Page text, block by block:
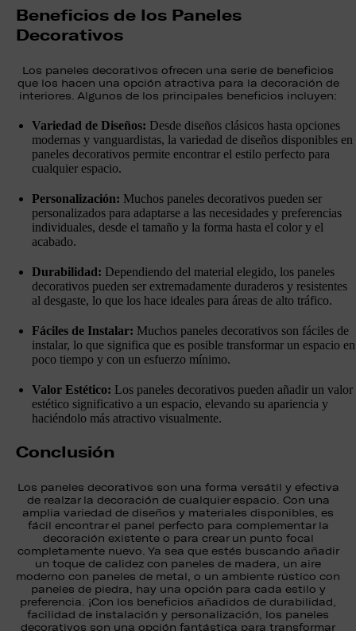
Beneficios de los Paneles
Decorativos
Los paneles decorativos ofrecen una serie de beneficios
que los hacen una opción atractiva para la decoración de
interiores. Algunos de los principales beneficios incluyen:
Variedad de Diseños: Desde diseños clásicos hasta opciones
modernas y vanguardistas, la variedad de diseños disponibles en
paneles decorativos permite encontrar el estilo perfecto para
cualquier espacio.
Personalización: Muchos paneles decorativos pueden ser
personalizados para adaptarse a las necesidades y preferencias
individuales, desde el tamaño y la forma hasta el color y el
acabado.
Durabilidad: Dependiendo del material elegido, los paneles
decorativos pueden ser extremadamente duraderos y resistentes
al desgaste, lo que los hace ideales para áreas de alto tráfico.
Fáciles de Instalar: Muchos paneles decorativos son fáciles de
instalar, lo que significa que es posible transformar un espacio en
poco tiempo y con un esfuerzo mínimo.
Valor Estético: Los paneles decorativos pueden añadir un valor
estético significativo a un espacio, elevando su apariencia y
haciéndolo más atractivo visualmente.
Conclusión
Los paneles decorativos son una forma versátil y efectiva
de realzar la decoración de cualquier espacio. Con una
amplia variedad de diseños y materiales disponibles, es
fácil encontrar el panel perfecto para complementar la
decoración existente o para crear un punto focal
completamente nuevo. Ya sea que estés buscando añadir
un toque de calidez con paneles de madera, un aire
moderno con paneles de metal, o un ambiente rústico con
paneles de piedra, hay una opción para cada estilo y
preferencia. ¡Con los beneficios añadidos de durabilidad,
facilidad de instalación y personalización, los paneles
decorativos son una opción fantástica para transformar